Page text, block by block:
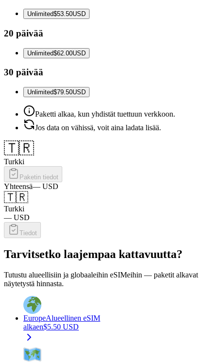
Unlimited$53.50USD
20 päivää
Unlimited$62.00USD
30 päivää
Unlimited$79.50USD
Paketti alkaa, kun yhdistät tuettuun verkkoon.
Jos data on vähissä, voit aina ladata lisää.
🇹🇷
Turkki
Paketin tiedot
Yhteensä— USD
🇹🇷
Turkki
— USD
Tiedot
Tarvitsetko laajempaa kattavuutta?
Tutustu alueellisiin ja globaaleihin eSIMeihin — paketit alkavat
näytetystä hinnasta.
EuropeAlueellinen eSIM
alkaen$5.50 USD